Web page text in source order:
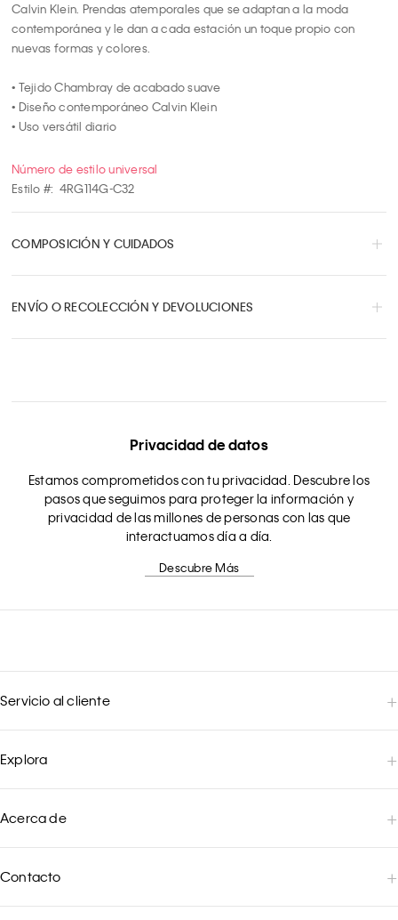
7
10
Calvin Klein. Prendas atemporales que se adaptan a la moda
contemporánea y le dan a cada estación un toque propio con
nuevas formas y colores.
• Tejido Chambray de acabado suave
• Diseño contemporáneo Calvin Klein
• Uso versátil diario
Número de estilo universal
Estilo #: 4RG114G-C32
COMPOSICIÓN Y CUIDADOS
ENVÍO O RECOLECCIÓN Y DEVOLUCIONES
Privacidad de datos
Estamos comprometidos con tu privacidad. Descubre los
pasos que seguimos para proteger la información y
privacidad de las millones de personas con las que
interactuamos día a día.
Descubre Más
Servicio al cliente
Explora
Acerca de
Contacto